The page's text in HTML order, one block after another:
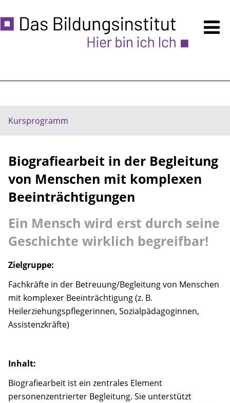
Kursprogramm
Ermäßigungen
Zugänglichkeit
Häufige Fragen
Anfahrt
Kontakt
Kooperationsmitglieder
Suche
Kursprogramm
Biografiearbeit in der Begleitung
von Menschen mit komplexen
Beeinträchtigungen
Ein Mensch wird erst durch seine
Geschichte wirklich begreifbar!
Zielgruppe:
Fachkräfte in der Betreuung/Begleitung von Menschen
mit komplexer Beeinträchtigung (z. B.
Heilerziehungspflegerinnen, Sozialpädagoginnen,
Assistenzkräfte)
Inhalt:
Biografiearbeit ist ein zentrales Element
personenzentrierter Begleitung. Sie unterstützt